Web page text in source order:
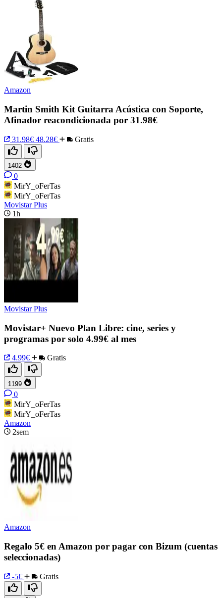
Amazon
Martin Smith Kit Guitarra Acústica con Soporte,
Afinador reacondicionada por 31.98€
31.98€ 48.28€ Gratis
1402
0
MirY_oFerTas
MirY_oFerTas
Movistar Plus
1h
Movistar Plus
Movistar+ Nuevo Plan Libre: cine, series y
programas por solo 4.99€ al mes
4.99€ Gratis
1199
0
MirY_oFerTas
MirY_oFerTas
Amazon
2sem
Amazon
Regalo 5€ en Amazon por pagar con Bizum (cuentas
seleccionadas)
-5€ Gratis